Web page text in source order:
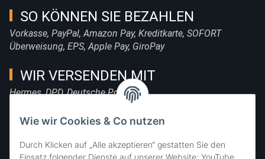
Wie wir Cookies & Co nutzen
Durch Klicken auf „Alle akzeptieren“ gestatten Sie den
SO KÖNNEN SIE BEZAHLEN
Vorkasse, PayPal, Amazon Pay, Kreditkarte, SOFORT
Überweisung, EPS, Apple Pay, GiroPay
WIR VERSENDEN MIT
Hermes, DPD, Deutsche Post, DHL
FOLGE UNS